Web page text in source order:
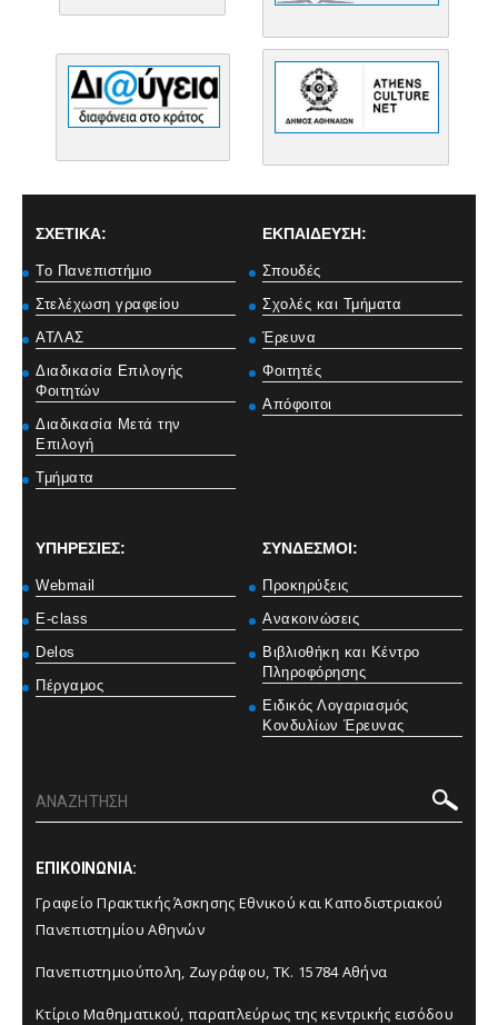
ΣΧΕΤΙΚΑ:
Το Πανεπιστήμιο
Στελέχωση γραφείου
ΑΤΛΑΣ
Διαδικασία Επιλογής
Φοιτητών
Διαδικασία Μετά την
Επιλογή
Τμήματα
ΕΚΠΑΙΔΕΥΣΗ:
Σπουδές
Σχολές και Τμήματα
Έρευνα
Φοιτητές
Απόφοιτοι
ΥΠΗΡΕΣΙΕΣ:
Webmail
E-class
Delos
Πέργαμος
ΣΥΝΔΕΣΜΟΙ:
Προκηρύξεις
Ανακοινώσεις
Βιβλιοθήκη και Κέντρο
Πληροφόρησης
Ειδικός Λογαριασμός
Κονδυλίων Έρευνας
ΕΠΙΚΟΙΝΩΝΙΑ:
Γραφείο Πρακτικής Άσκησης Εθνικού και Καποδιστριακού
Πανεπιστημίου Αθηνών
Πανεπιστημιούπολη, Ζωγράφου, ΤΚ. 15784 Αθήνα
Κτίριο Μαθηματικού, παραπλεύρως της κεντρικής εισόδου